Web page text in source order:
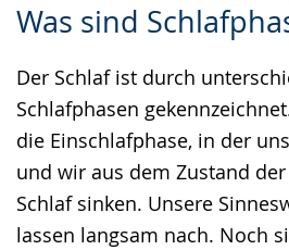
Was sind
Der Schlaf ist durch
Schlafphasen
die Einschlafphase, in der
und wir aus dem Zustand
Schlaf sinken. Unsere
lassen langsam nach. Noch
Leichten
wechseln.
Audio-
Video
Deutscher
Gebärdensprache
wird
angezeigt.